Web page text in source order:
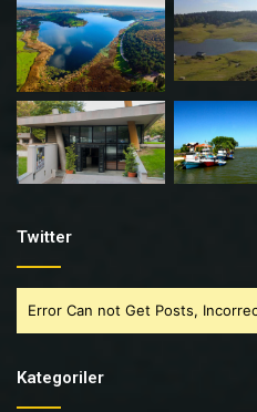
Twitter
Error Can not Get Posts,
Kategoriler